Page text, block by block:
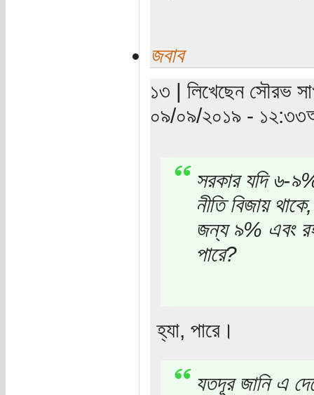
জবাব
১৩ | লিখেছেন সৌরভ
০৯/০৯/২০১৯ -
সরকার যদি ৬-
নীতি বিজায়
জন্য ৯% এবং
পারে?
হ্যা, পারে।
যতদূর জানি এ